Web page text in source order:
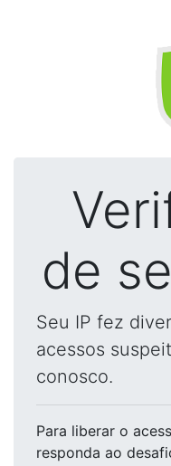
de
Seu IP fez
acessos
conosco.
Para liberar o
responda ao